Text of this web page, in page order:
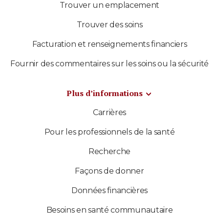
Trouver un emplacement
Trouver des soins
Facturation et renseignements financiers
Fournir des commentaires sur les soins ou la sécurité
Plus d’informations
Carrières
Pour les professionnels de la santé
Recherche
Façons de donner
Données financières
Besoins en santé communautaire